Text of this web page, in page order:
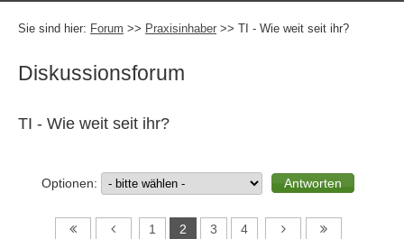
Sie sind hier: Forum >> Praxisinhaber >> TI - Wie weit seit ihr?
Diskussionsforum
TI - Wie weit seit ihr?
Optionen:
1 2 3 4